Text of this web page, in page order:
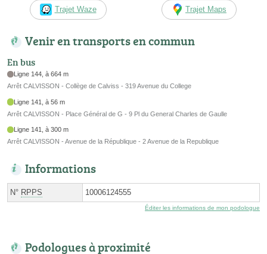
Trajet Waze Trajet Maps
Venir en transports en commun
En bus
Ligne 144, à 664 m
Arrêt CALVISSON - Collège de Calviss - 319 Avenue du College
Ligne 141, à 56 m
Arrêt CALVISSON - Place Général de G - 9 Pl du General Charles de Gaulle
Ligne 141, à 300 m
Arrêt CALVISSON - Avenue de la République - 2 Avenue de la Republique
Informations
N° RPPS 10006124555
Éditer les informations de mon podologue
Podologues à proximité